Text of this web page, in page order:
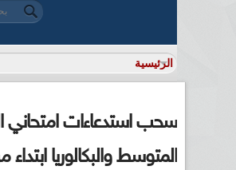
‏بحث ‏
سحب استدعاءات امتحاني
المتوسط والبكالوريا